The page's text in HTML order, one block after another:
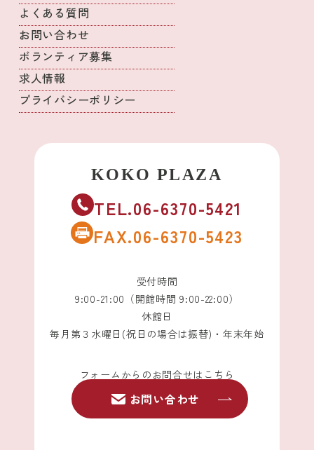
よくある質問
お問い合わせ
ボランティア募集
求人情報
プライバシーポリシー
TEL.06-6370-5421
FAX.06-6370-5423
受付時間
9:00-21:00（開館時間 9:00-22:00）
休館日
毎月第３水曜日(祝日の場合は振替)・年末年始
フォームからのお問合せはこちら
お問い合わせ